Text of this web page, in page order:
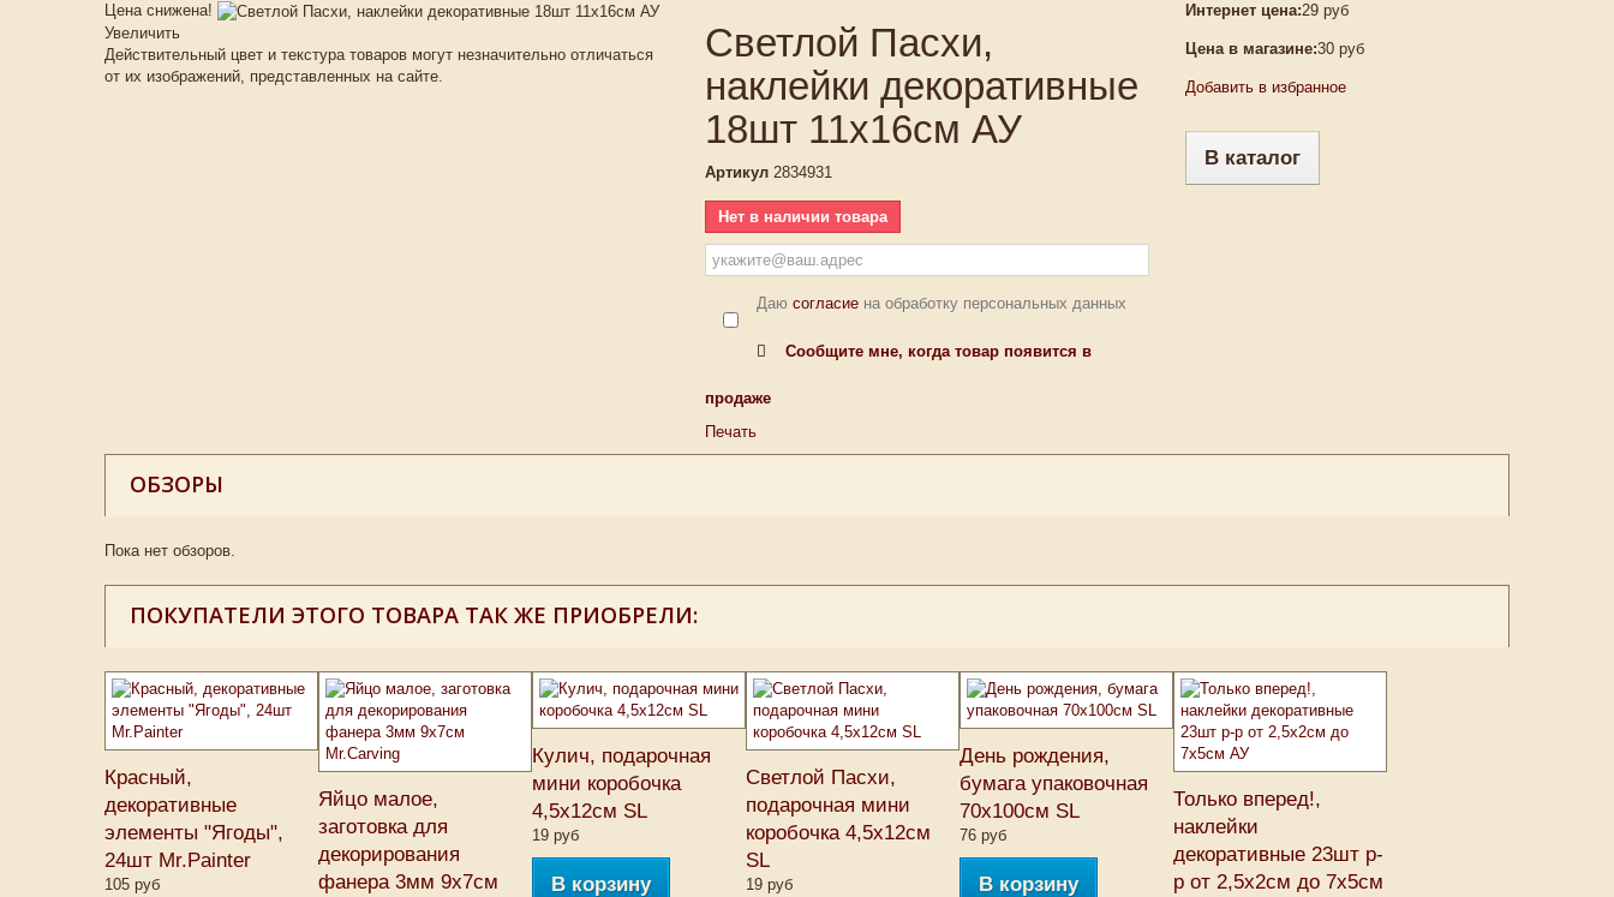
Цена снижена!
Увеличить
Действительный цвет и текстура товаров могут незначительно отличаться
от их изображений, представленных на сайте.
Светлой Пасхи,
наклейки декоративные
18шт 11х16см АУ
Артикул 2834931
Нет в наличии товара
Даю согласие на обработку персональных данных
Сообщите мне, когда товар появится в
продаже
Печать
Интернет цена:29 руб
Цена в магазине:30 руб
Добавить в избранное
В каталог
ОБЗОРЫ
Пока нет обзоров.
ПОКУПАТЕЛИ ЭТОГО ТОВАРА ТАК ЖЕ ПРИОБРЕЛИ:
Красный,
декоративные
элементы "Ягоды",
24шт Mr.Painter
105 руб
Яйцо малое,
заготовка для
декорирования
фанера 3мм 9х7см
Кулич, подарочная
мини коробочка
4,5х12см SL
19 руб
В корзину
Светлой Пасхи,
подарочная мини
коробочка 4,5х12см
SL
19 руб
День рождения,
бумага упаковочная
70х100см SL
76 руб
В корзину
Только вперед!,
наклейки
декоративные 23шт р-
р от 2,5х2см до 7х5см